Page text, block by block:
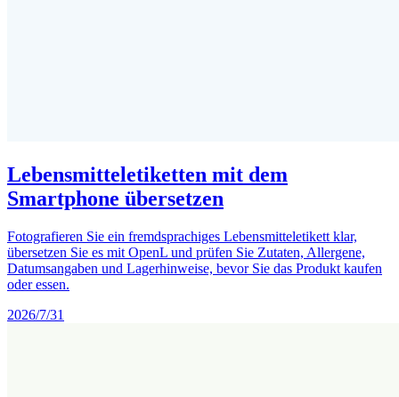
Lebensmitteletiketten mit dem
Smartphone übersetzen
Fotografieren Sie ein fremdsprachiges Lebensmitteletikett klar,
übersetzen Sie es mit OpenL und prüfen Sie Zutaten, Allergene,
Datumsangaben und Lagerhinweise, bevor Sie das Produkt kaufen
oder essen.
2026/7/31